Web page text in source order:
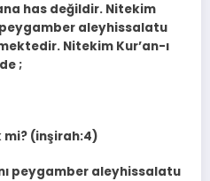
has değildir. Nitekim
aleyhissalatu
Nitekim Kur’an-ı
;
mi? (inşirah:4)
peygamber aleyhissalatu